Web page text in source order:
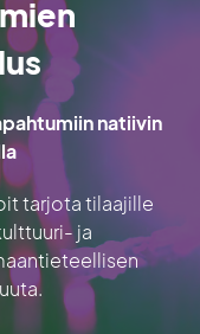
natiivin
tarjota tilaajille
ja